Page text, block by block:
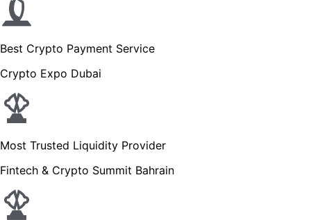
Best Crypto Payment Service
Crypto Expo Dubai
Most Trusted Liquidity Provider
Fintech & Crypto Summit Bahrain